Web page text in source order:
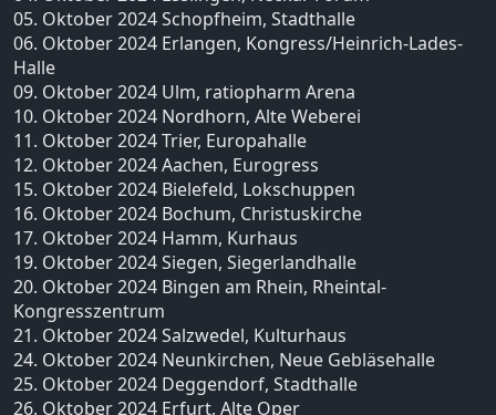
05. Oktober 2024 Schopfheim, Stadthalle
06. Oktober 2024 Erlangen, Kongress/Heinrich-Lades-
Halle
09. Oktober 2024 Ulm, ratiopharm Arena
10. Oktober 2024 Nordhorn, Alte Weberei
11. Oktober 2024 Trier, Europahalle
12. Oktober 2024 Aachen, Eurogress
15. Oktober 2024 Bielefeld, Lokschuppen
16. Oktober 2024 Bochum, Christuskirche
17. Oktober 2024 Hamm, Kurhaus
19. Oktober 2024 Siegen, Siegerlandhalle
20. Oktober 2024 Bingen am Rhein, Rheintal-
Kongresszentrum
21. Oktober 2024 Salzwedel, Kulturhaus
24. Oktober 2024 Neunkirchen, Neue Gebläsehalle
25. Oktober 2024 Deggendorf, Stadthalle
26. Oktober 2024 Erfurt, Alte Oper